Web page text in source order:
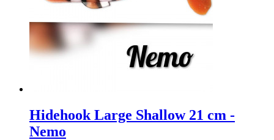
Hidehook Large Shallow 21 cm -
Nemo